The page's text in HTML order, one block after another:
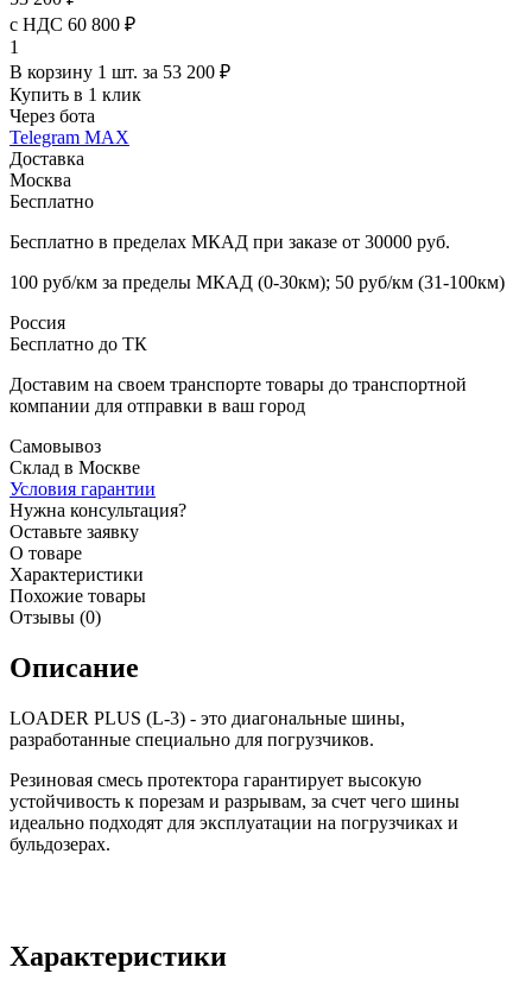
с НДС 60 800 ₽
1
В корзину 1 шт. за 53 200 ₽
Купить в 1 клик
Через бота
Telegram MAX
Доставка
Москва
Бесплатно
Бесплатно в пределах МКАД при заказе от 30000 руб.
100 руб/км за пределы МКАД (0-30км); 50 руб/км (31-100км)
Россия
Бесплатно до ТК
Доставим на своем транспорте товары до транспортной
компании для отправки в ваш город
Самовывоз
Склад в Москве
Условия гарантии
Нужна консультация?
Оставьте заявку
О товаре
Характеристики
Похожие товары
Отзывы (0)
Описание
LOADER PLUS (L-3) - это диагональные шины,
разработанные специально для погрузчиков.
Резиновая смесь протектора гарантирует высокую
устойчивость к порезам и разрывам, за счет чего шины
идеально подходят для эксплуатации на погрузчиках и
бульдозерах.
Характеристики